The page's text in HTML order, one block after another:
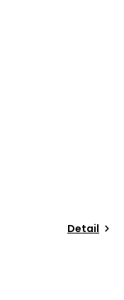
Detail